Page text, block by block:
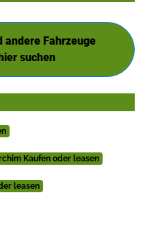
andere Fahrzeuge
suchen
Kaufen oder leasen
leasen